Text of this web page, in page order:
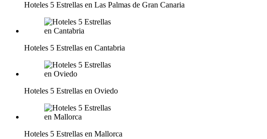
Hoteles 5 Estrellas en Las Palmas de Gran Canaria
Hoteles 5 Estrellas en Cantabria
Hoteles 5 Estrellas en Oviedo
Hoteles 5 Estrellas en Mallorca